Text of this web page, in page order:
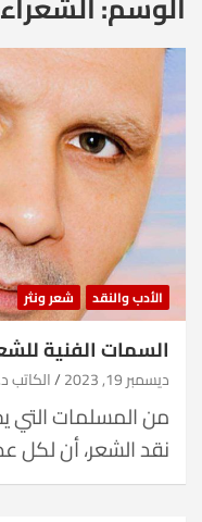
الأدب والنقد شعر ونثر
السمات الفنية
ديسمبر 19, 2023
من المسلمات التي
نقد الشعر، أن لكل